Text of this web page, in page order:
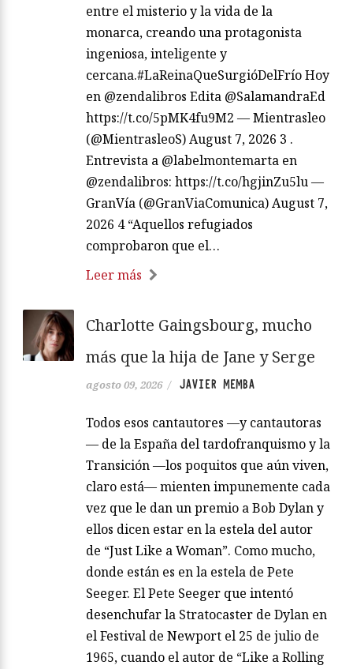
entre el misterio y la vida de la
monarca, creando una protagonista
ingeniosa, inteligente y
cercana.#LaReinaQueSurgióDelFrío Hoy
en @zendalibros Edita @SalamandraEd
https://t.co/5pMK4fu9M2 — Mientrasleo
(@MientrasleoS) August 7, 2026 3 .
Entrevista a @labelmontemarta en
@zendalibros: https://t.co/hgjinZu5lu —
GranVía (@GranViaComunica) August 7,
2026 4 “Aquellos refugiados
comprobaron que el…
Leer más
Charlotte Gaingsbourg, mucho
más que la hija de Jane y Serge
agosto 09, 2026 / JAVIER MEMBA
Todos esos cantautores —y cantautoras
— de la España del tardofranquismo y la
Transición —los poquitos que aún viven,
claro está— mienten impunemente cada
vez que le dan un premio a Bob Dylan y
ellos dicen estar en la estela del autor
de “Just Like a Woman”. Como mucho,
donde están es en la estela de Pete
Seeger. El Pete Seeger que intentó
desenchufar la Stratocaster de Dylan en
el Festival de Newport el 25 de julio de
1965, cuando el autor de “Like a Rolling